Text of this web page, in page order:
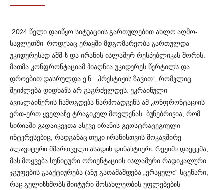
2024 წელი დაიწყო სიტუაციის გართულებით ახლო აღმო­
სავლეთში, როდესაც ერაყში მდგომარეობა გართულდა
უკიდუ­რესად აშშ-ს და ირანის ისლამურ რესპუბლიკას შორის.
მათმა კონფრონტაციამ მიაღწია უკიდურეს წერტილს და
დროებით დასრულდა ე.წ. „პრესტიჟის ზავით“, რომელიც
შეიძლება დიდ­ხ­ანს არ გაგრძელდეს. უკრაინული
ავიალაინერის ჩამოგდება წა­რ­მოადგენს ამ კონფრონტაციის
ერთ-ერთ ყველაზე ტრაგიკულ მოვლენას. ბუნებრივია, რომ
სირიაში გადაიკვეთა ასევე ირანის გეოსტრატეგიული
ინტერესებიც, რადგანაც თუკი ირანისთვის მო­კავშირე
ალავიტური მმართველი ასადის დინასტიური რეჟიმი დაეცემა,
მას მოყვება სუნიტური ორიენტაციის ისლამური რად­იკალური
ჯგუფების გააქტიურება (ანუ გათამაშდება „ერაყული“ სცენარი,
რაც გულისხმობს შიიტური მოსახლეობის უფლებების